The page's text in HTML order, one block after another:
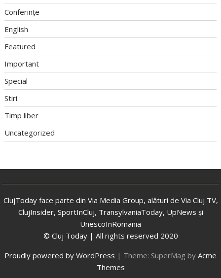
Conferințe
English
Featured
Important
Special
Stiri
Timp liber
Uncategorized
ClujToday face parte din Via Media Group, alături de Via Cluj TV,
ClujInsider, SportInCluj, TransylvaniaToday, UpNews și
UnescoInRomania
© Cluj Today | All rights reserved 2020
Proudly powered by WordPress | Theme: SuperMag by Acme
Themes